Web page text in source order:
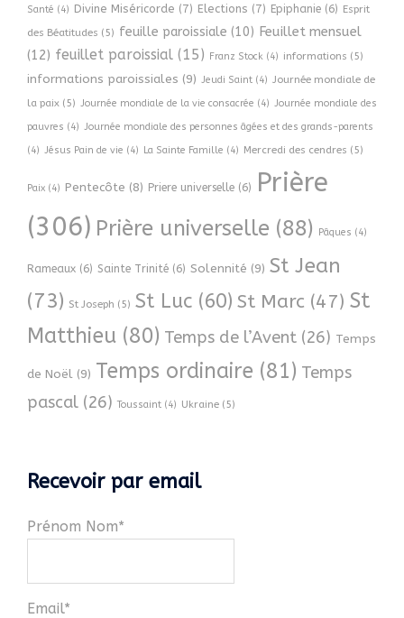
Santé (4) Divine Miséricorde (7) Elections (7) Epiphanie (6) Esprit
des Béatitudes (5) feuille paroissiale (10) Feuillet mensuel
(12) feuillet paroissial (15) Franz Stock (4) informations (5)
informations paroissiales (9) Jeudi Saint (4) Journée mondiale de
la paix (5) Journée mondiale de la vie consacrée (4) Journée mondiale des
pauvres (4) Journée mondiale des personnes âgées et des grands-parents
(4) Jésus Pain de vie (4) La Sainte Famille (4) Mercredi des cendres (5)
Paix (4) Pentecôte (8) Priere universelle (6)
Prière
(306) Prière universelle (88) Pâques (4)
Rameaux (6) Sainte Trinité (6) Solennité (9) St Jean
(73) St Joseph (5) St Luc (60) St Marc (47) St
Matthieu (80) Temps de l’Avent (26) Temps
de Noël (9) Temps ordinaire (81) Temps
pascal (26) Toussaint (4) Ukraine (5)
Recevoir par email
Prénom Nom*
Email*